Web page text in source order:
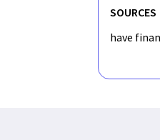
SOURCES
have